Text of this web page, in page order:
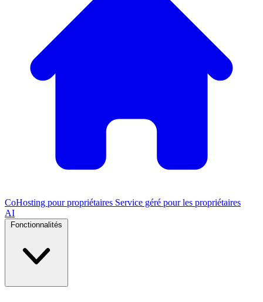
CoHosting pour propriétaires Service géré pour les propriétaires
AI